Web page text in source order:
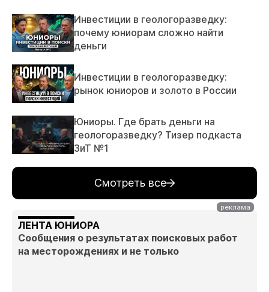
Инвестиции в геологоразведку:
почему юниорам сложно найти
деньги
Инвестиции в геологоразведку:
рынок юниоров и золото в России
Юниоры. Где брать деньги на
геологоразведку? Тизер подкаста
ЗиТ №1
Смотреть все
ЛЕНТА ЮНИОРА
Сообщения о результатах поисковых работ
на месторождениях и не только